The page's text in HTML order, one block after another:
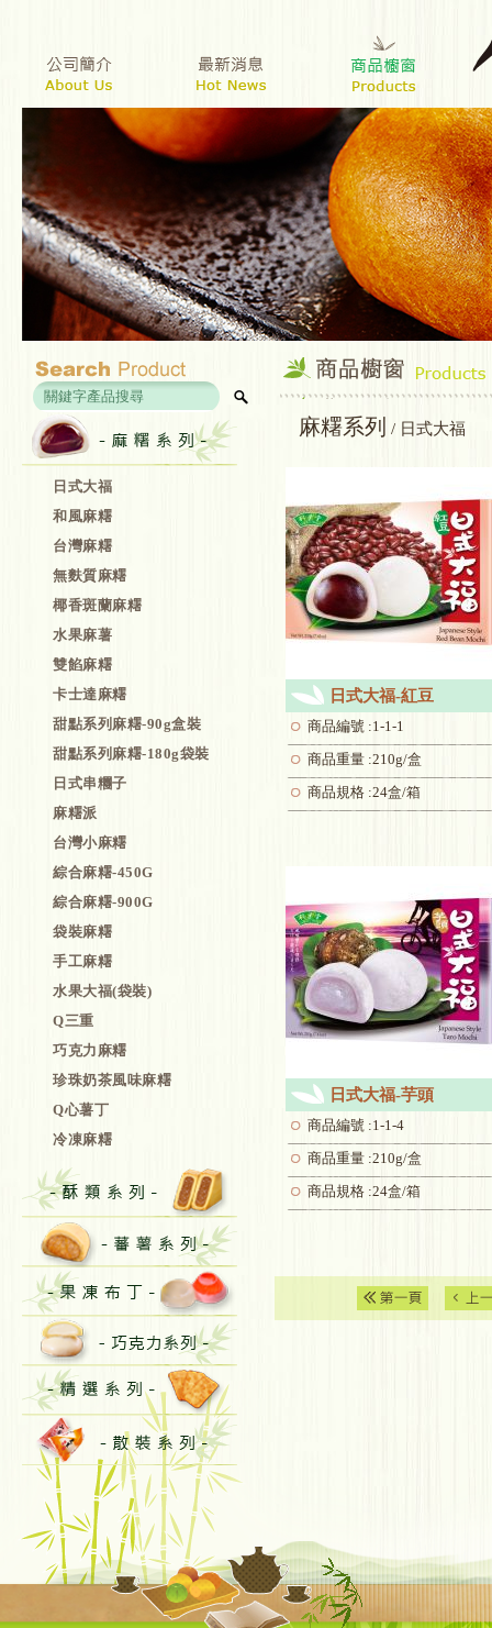
日式大福
和風麻糬
台灣麻糬
無麩質麻糬
椰香斑蘭麻糬
水果麻薯
雙餡麻糬
卡士達麻糬
甜點系列麻糬-90g盒裝
甜點系列麻糬-180g袋裝
日式串糰子
麻糬派
台灣小麻糬
綜合麻糬-450G
綜合麻糬-900G
袋裝麻糬
手工麻糬
水果大福(袋裝)
Q三重
巧克力麻糬
珍珠奶茶風味麻糬
Q心薯丁
冷凍麻糬
麻糬系列 / 日式大福
日式大福-紅豆
商品編號 :1-1-1
商品重量 :210g/盒
商品規格 :24盒/箱
日式大福-芋頭
商品編號 :1-1-4
商品重量 :210g/盒
商品規格 :24盒/箱